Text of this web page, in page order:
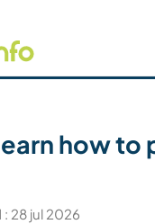
compañero
how to
28 jul 2026